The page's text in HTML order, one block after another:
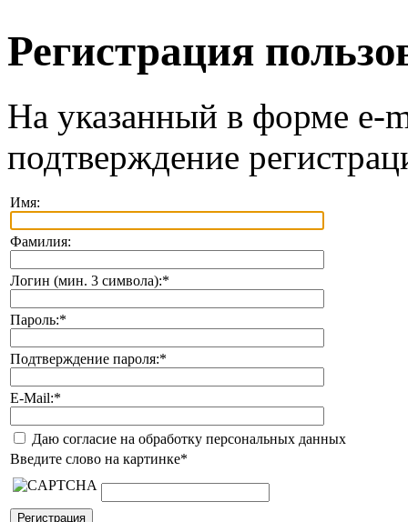
Регистрация
На указанный в форме e-
подтверждение
Имя:
Фамилия:
Логин (мин. 3 символа):*
Пароль:*
Подтверждение пароля:*
E-Mail:*
Даю согласие на обработку персональных данных
Введите слово на картинке*